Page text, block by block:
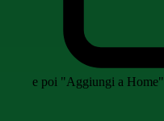
e poi "Aggiungi a Home"